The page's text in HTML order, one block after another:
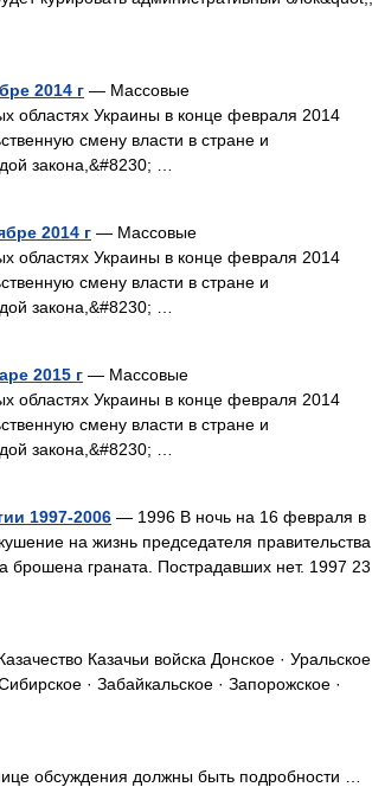
2014 г — Массовые
областях Украины в конце февраля 2014
смену власти в стране и
закона,&#8230; …
2014 г — Массовые
областях Украины в конце февраля 2014
смену власти в стране и
закона,&#8230; …
2015 г — Массовые
областях Украины в конце февраля 2014
смену власти в стране и
закона,&#8230; …
1997-2006 — 1996 В ночь на 16 февраля в
на жизнь председателя правительства
граната. Пострадавших нет. 1997 23
Казачьи войска Донское · Уральское
· Забайкальское · Запорожское ·
обсуждения должны быть подробности …